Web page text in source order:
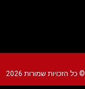
© כל הזכויות שמורות​ 2026